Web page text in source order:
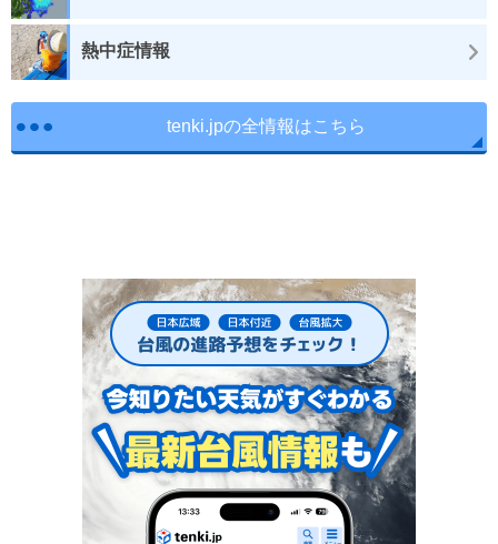
熱中症情報
tenki.jpの全情報はこちら